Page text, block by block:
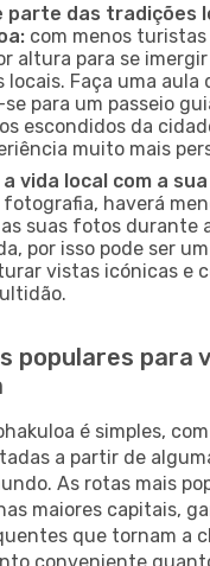
parte das tradições
com menos
altura para se
locais. Faça uma aula
para um passeio
escondidos da
muito mais
vida local com a
haverá
suas fotos durante
por isso pode ser
vistas icónicas e
populares para
é simples,
a partir de
As rotas mais
maiores capitais,
que tornam a